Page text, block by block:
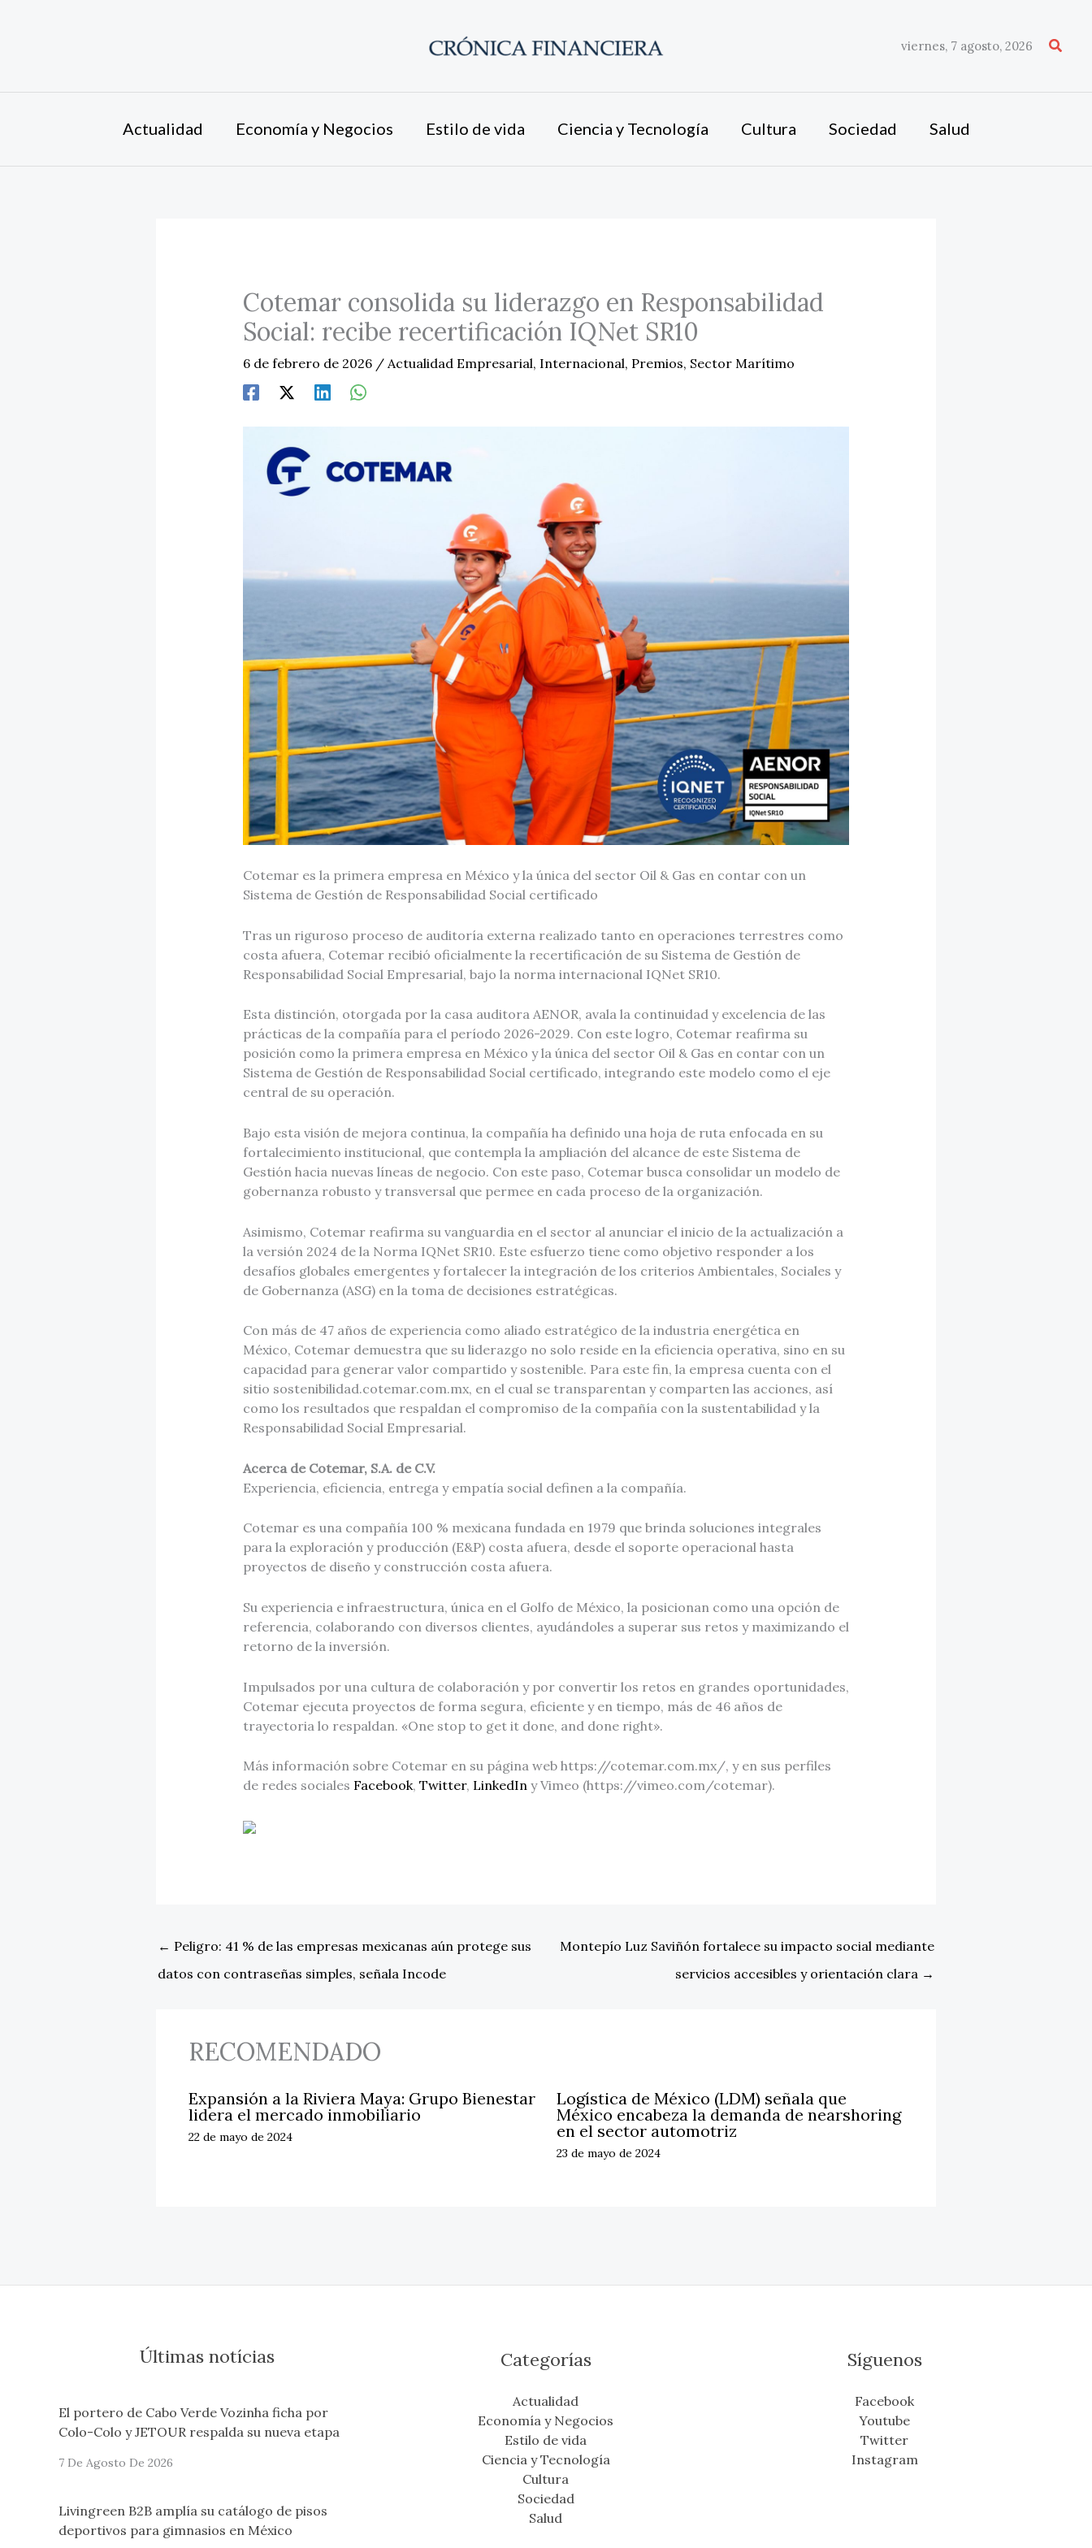
viernes, 7 agosto, 2026
Actualidad Economía y Negocios Estilo de vida Ciencia y Tecnología Cultura Sociedad Salud
Cotemar consolida su liderazgo en Responsabilidad
Social: recibe recertificación IQNet SR10
6 de febrero de 2026 / Actualidad Empresarial, Internacional, Premios, Sector Marítimo
Cotemar es la primera empresa en México y la única del sector Oil & Gas en contar con un
Sistema de Gestión de Responsabilidad Social certificado
Tras un riguroso proceso de auditoría externa realizado tanto en operaciones terrestres como
costa afuera, Cotemar recibió oficialmente la recertificación de su Sistema de Gestión de
Responsabilidad Social Empresarial, bajo la norma internacional IQNet SR10.
Esta distinción, otorgada por la casa auditora AENOR, avala la continuidad y excelencia de las
prácticas de la compañía para el período 2026-2029. Con este logro, Cotemar reafirma su
posición como la primera empresa en México y la única del sector Oil & Gas en contar con un
Sistema de Gestión de Responsabilidad Social certificado, integrando este modelo como el eje
central de su operación.
Bajo esta visión de mejora continua, la compañía ha definido una hoja de ruta enfocada en su
fortalecimiento institucional, que contempla la ampliación del alcance de este Sistema de
Gestión hacia nuevas líneas de negocio. Con este paso, Cotemar busca consolidar un modelo de
gobernanza robusto y transversal que permee en cada proceso de la organización.
Asimismo, Cotemar reafirma su vanguardia en el sector al anunciar el inicio de la actualización a
la versión 2024 de la Norma IQNet SR10. Este esfuerzo tiene como objetivo responder a los
desafíos globales emergentes y fortalecer la integración de los criterios Ambientales, Sociales y
de Gobernanza (ASG) en la toma de decisiones estratégicas.
Con más de 47 años de experiencia como aliado estratégico de la industria energética en
México, Cotemar demuestra que su liderazgo no solo reside en la eficiencia operativa, sino en su
capacidad para generar valor compartido y sostenible. Para este fin, la empresa cuenta con el
sitio sostenibilidad.cotemar.com.mx, en el cual se transparentan y comparten las acciones, así
como los resultados que respaldan el compromiso de la compañía con la sustentabilidad y la
Responsabilidad Social Empresarial.
Acerca de Cotemar, S.A. de C.V.
Experiencia, eficiencia, entrega y empatía social definen a la compañía.
Cotemar es una compañía 100 % mexicana fundada en 1979 que brinda soluciones integrales
para la exploración y producción (E&P) costa afuera, desde el soporte operacional hasta
proyectos de diseño y construcción costa afuera.
Su experiencia e infraestructura, única en el Golfo de México, la posicionan como una opción de
referencia, colaborando con diversos clientes, ayudándoles a superar sus retos y maximizando el
retorno de la inversión.
Impulsados por una cultura de colaboración y por convertir los retos en grandes oportunidades,
Cotemar ejecuta proyectos de forma segura, eficiente y en tiempo, más de 46 años de
trayectoria lo respaldan. «One stop to get it done, and done right».
Más información sobre Cotemar en su página web https://cotemar.com.mx/, y en sus perfiles
de redes sociales Facebook, Twitter, LinkedIny Vimeo (https://vimeo.com/cotemar).
← Peligro: 41 % de las empresas mexicanas aún protege sus
datos con contraseñas simples, señala Incode
Montepío Luz Saviñón fortalece su impacto social mediante
servicios accesibles y orientación clara →
RECOMENDADO
Expansión a la Riviera Maya: Grupo Bienestar
lidera el mercado inmobiliario
22 de mayo de 2024
Logística de México (LDM) señala que
México encabeza la demanda de nearshoring
en el sector automotriz
23 de mayo de 2024
Últimas notícias
El portero de Cabo Verde Vozinha ficha por
Colo-Colo y JETOUR respalda su nueva etapa
7 De Agosto De 2026
Livingreen B2B amplía su catálogo de pisos
deportivos para gimnasios en México
Categorías
Actualidad
Economía y Negocios
Estilo de vida
Ciencia y Tecnología
Cultura
Sociedad
Salud
Síguenos
Facebook
Youtube
Twitter
Instagram